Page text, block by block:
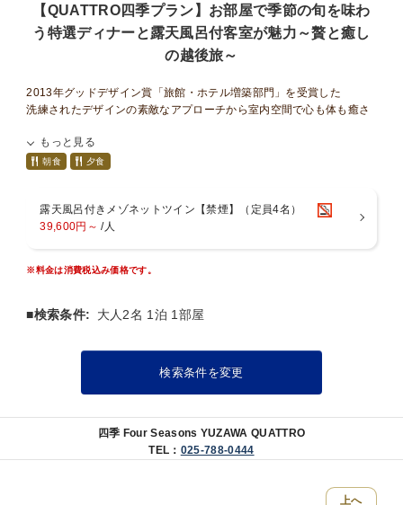
【QUATTRO四季プラン】お部屋で季節の旬を味わ
う特選ディナーと露天風呂付客室が魅力～贅と癒し
の越後旅～
2013年グッドデザイン賞「旅館・ホテル増築部門」を受賞した
洗練されたデザインの素敵なアプローチから室内空間で心も体も癒さ
もっと見る
朝食 夕食
露天風呂付きメゾネットツイン【禁煙】（定員4名）
39,600円～ /人
※料金は消費税込み価格です。
■検索条件: 大人2名 1泊 1部屋
検索条件を変更
四季 Four Seasons YUZAWA QUATTRO
TEL： 025-788-0444
上へ